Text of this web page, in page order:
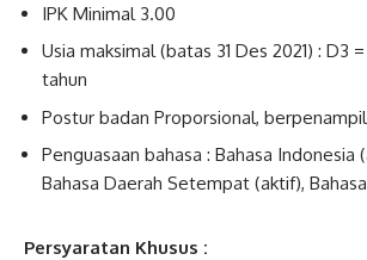
IPK Minimal 3.00
Usia maksimal (batas 31 Des 2021) : D3
tahun
Postur badan Proporsional,
Penguasaan bahasa : Bahasa Indonesia
Bahasa Daerah Setempat (aktif),
Persyaratan Khusus :